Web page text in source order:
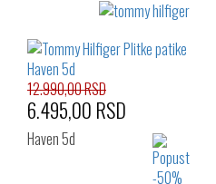
Izaberi željeni broj:
43
44
45
46
12.990,00 RSD
6.495,00 RSD
Haven 5d